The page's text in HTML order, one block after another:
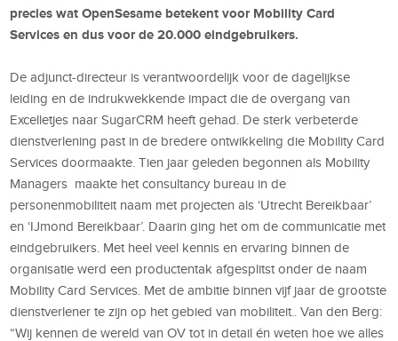
precies wat OpenSesame betekent voor Mobility Card
Services en dus voor de 20.000 eindgebruikers.
De adjunct-directeur is verantwoordelijk voor de dagelijkse
leiding en de indrukwekkende impact die de overgang van
Excelletjes naar SugarCRM heeft gehad. De sterk verbeterde
dienstverlening past in de bredere ontwikkeling die Mobility Card
Services doormaakte. Tien jaar geleden begonnen als Mobility
Managers maakte het consultancy bureau in de
personenmobiliteit naam met projecten als ‘Utrecht Bereikbaar’
en ‘IJmond Bereikbaar’. Daarin ging het om de communicatie met
eindgebruikers. Met heel veel kennis en ervaring binnen de
organisatie werd een productentak afgesplitst onder de naam
Mobility Card Services. Met de ambitie binnen vijf jaar de grootste
dienstverlener te zijn op het gebied van mobiliteit.. Van den Berg:
“Wij kennen de wereld van OV tot in detail én weten hoe we alles